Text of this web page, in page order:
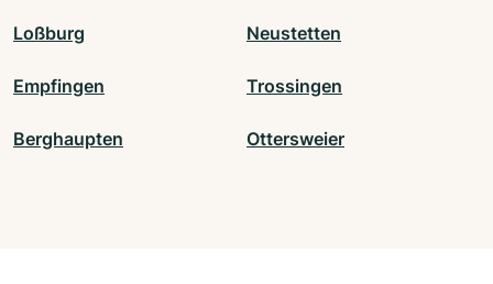
Loßburg Neustetten
Empfingen Trossingen
Berghaupten Ottersweier